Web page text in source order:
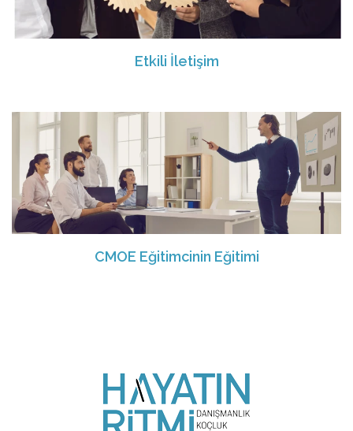
Etkili İletişim
CMOE Eğitimcinin Eğitimi